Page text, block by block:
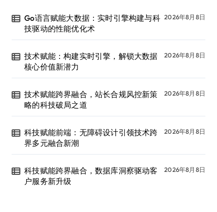
Go语言赋能大数据：实时引擎构建与科
技驱动的性能优化术
2026年8月8日
技术赋能：构建实时引擎，解锁大数据
核心价值新潜力
2026年8月8日
技术赋能跨界融合，站长合规风控新策
略的科技破局之道
2026年8月8日
科技赋能前端：无障碍设计引领技术跨
界多元融合新潮
2026年8月8日
科技赋能跨界融合，数据库洞察驱动客
户服务新升级
2026年8月8日